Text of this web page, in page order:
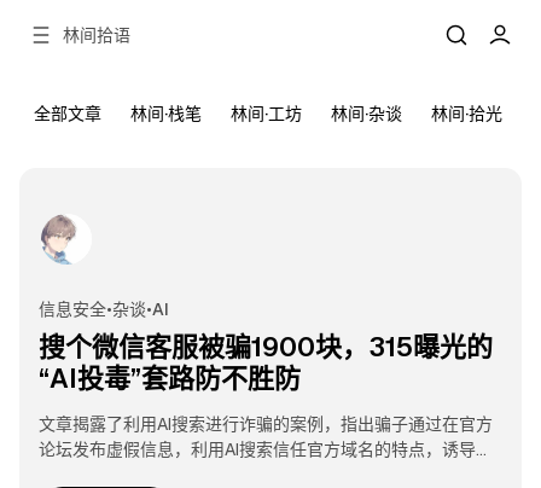
林间拾语
全部文章 林间·栈笔 林间·工坊 林间·杂谈 林间·拾光
2026年04月01日 325 次阅读
信息安全•杂谈•AI
搜个微信客服被骗1900块，315曝光的
“AI投毒”套路防不胜防
文章揭露了利用AI搜索进行诈骗的案例，指出骗子通过在官方
论坛发布虚假信息，利用AI搜索信任官方域名的特点，诱导用